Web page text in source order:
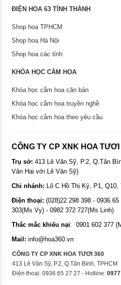
ĐIỆN HOA 63 TỈNH THÀNH
Shop hoa TPHCM
Shop hoa Hà Nội
Shop hoa các tỉnh
KHÓA HỌC CẮM HOA
Khóa học cắm hoa căn bản
Khóa học cắm hoa truyền nghề
Khóa học cắm hoa theo yêu cầu
CÔNG TY CP XNK HOA TƯƠI
Trụ sở:413 Lê Văn Sỹ, P.2, Q.Tân
Văn Hai với Lê Văn Sỹ)
Chi nhánh: Lô C Hồ Thị Kỷ, P1, Q10,
Điện thoại: (028)22 298 398 - 0936
303(Ms Vy) - 0982 372 727(Ms Linh)
Thắc mắc khiếu nại: 0901 602 377
Mail: info@hoa360.vn
CÔNG TY CP XNK HOA TƯƠI 360
413 Lê Văn Sỹ, P.2, Q.Tân Bình, TPHCM
Điện thoại: 0936 65 27 27 - Hotline: